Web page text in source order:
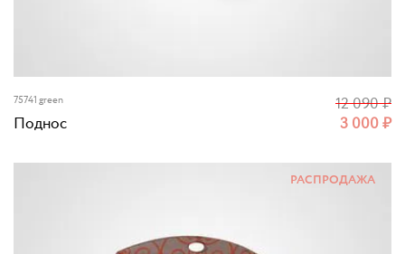
75741 green
Поднос 3 000₽
12 090₽
РАСПРОДАЖА